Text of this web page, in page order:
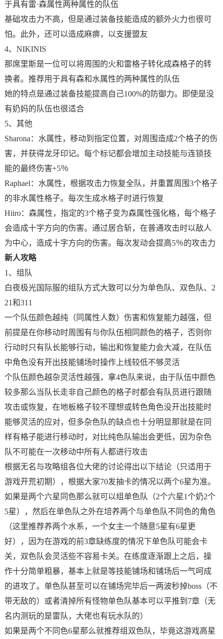
于具有雷·森属性两种属性的队伍
基础攻击力不高，但是通过装备技能造成的额外火力也很可
怕。此外，还可以造成麻痹，以支援盟友
4、NIKINIS
那席里斯是一位可以将周围的火和雷格子转化成森格子的转
换者。推荐用于具有森和水属性的两种属性的队伍
她的特点是通过装备技能提高自己100%的防御力。即使是没
有奶妈的队伍也很适合
5、其他
Sharona：水属性，移动到指定位置，对周围造成2个格子的伤
害，并获得龙牙印记。每个标记都会增加主动技能与连锁技
能的最终伤害+5％
Raphael：水属性，根据攻击力恢复全队，并重置周围3个格子
的非水属性格子。每次生成水格子时进行恢复
Hiiro：森属性，指定的3个格子变为森属性强化格，每个格子
会造成十字方向的伤害。通过居合斩，在普通攻击时以敌人
为中心，造成十字方向的伤害。每次发动会提高5％的攻击力
新人攻略
1、组队
白夜极光国际服的组队方式大致可以分为单色队、双色队、2
21和311
一个队伍颜色越纯（同属性人数）伤害和恢复能力越强，但
前提是在你移动时周围有与你队伍相同颜色的格子，否则你
行动时只有队长能够行动，输出和恢复能力会大减，在队伍
中角色没有开出技能铺场时操作上线较低不够灵活
个队伍颜色越杂灵活性越强，拿4色队来说，由于队伍中颜色
较多那么当队长走非自己颜色的格子时都会有队员进行跟随
攻击或恢复，在地板格子较不理想或转色角色没开出技能时
能够灵活的应对，但多杂色队的缺点也十分明显那就是在同
样有格子能进行移动时，对比纯色队输出会更低，因为杂色
队不可能在一次移动中所有人都进行攻击
根据无名与攻略组各位大佬的讨论得出以下结论（只适用于
游戏开荒初期），根据大家70发抽卡的情况以两个6星为准。
如果是两个六星同色那么就可以组单色队（2个六星1个奶2个
5星），然后在单色队之外在培养两个与单色队不同色的角色
（这里推荐养两个水系，一个女主一个随意5星有6星更
好），因为在游戏的前3章缺练度的情况下单色队可能会卡
关，双色队会灵活些不容易卡关。在练度逐渐跟上之后，操
作十分简单粗暴，基本上就是等技能铺场和铺场后一气呵成
的进攻了。单色队甚至可以在铺场完毕后一两波秒掉boss（不
带无敌的）或者清掉所有怪物单色队基本可以平推到7章（无
名内测玩的是雷队，大佬也有玩水队的）
如果是两个不同色6星那么就推荐组双色队，毕竟这游戏高星